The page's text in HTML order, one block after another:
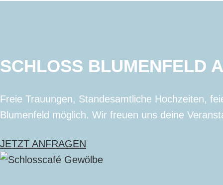
SCHLOSS BLUMENFELD
Freie Trauungen, Standesamtliche Hochzeiten,
Blumenfeld möglich. Wir freuen uns deine
JETZT ANFRAGEN